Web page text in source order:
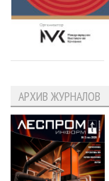
АРХИВ ЖУРНАЛОВ